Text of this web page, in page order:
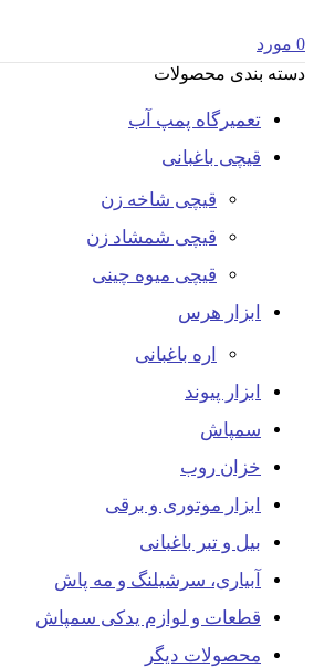
0 مورد
دسته بندی محصولات
تعمیرگاه پمپ آب
قیچی باغبانی
قیچی شاخه زن
قیچی شمشاد زن
قیچی میوه چینی
ابزار هرس
اره باغبانی
ابزار پیوند
سمپاش
خزان روب
ابزار موتوری و برقی
بیل و تبر باغبانی
آبیاری، سرشیلنگ و مه پاش
قطعات و لوازم یدکی سمپاش
محصولات دیگر